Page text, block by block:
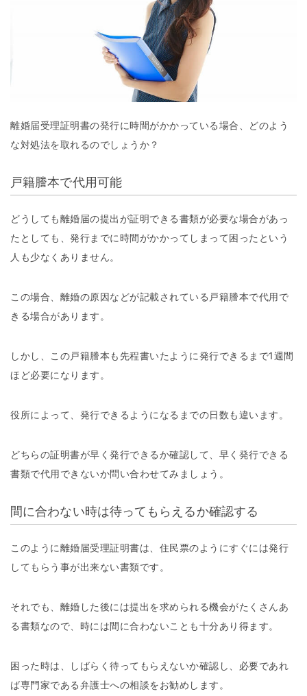
離婚届受理証明書の発行に時間がかかっている場合、どのよう
な対処法を取れるのでしょうか？
戸籍謄本で代用可能
どうしても離婚届の提出が証明できる書類が必要な場合があっ
たとしても、発行までに時間がかかってしまって困ったという
人も少なくありません。
この場合、離婚の原因などが記載されている戸籍謄本で代用で
きる場合があります。
しかし、この戸籍謄本も先程書いたように発行できるまで1週間
ほど必要になります。
役所によって、発行できるようになるまでの日数も違います。
どちらの証明書が早く発行できるか確認して、早く発行できる
書類で代用できないか問い合わせてみましょう。
間に合わない時は待ってもらえるか確認する
このように離婚届受理証明書は、住民票のようにすぐには発行
してもらう事が出来ない書類です。
それでも、離婚した後には提出を求められる機会がたくさんあ
る書類なので、時には間に合わないことも十分あり得ます。
困った時は、しばらく待ってもらえないか確認し、必要であれ
ば専門家である弁護士への相談をお勧めします。